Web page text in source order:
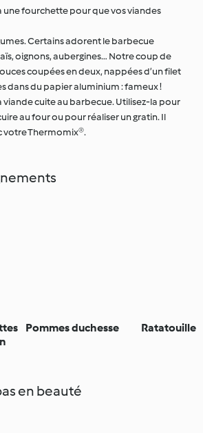
une fourchette pour que vos viandes
Certains adorent le barbecue
oignons, aubergines… Notre coup de
coupées en deux, nappées d’un filet
dans du papier aluminium : fameux !
viande cuite au barbecue. Utilisez-la pour
au four ou pour réaliser un gratin. Il
votre Thermomix®.
Pommes duchesse Ratatouille
en beauté